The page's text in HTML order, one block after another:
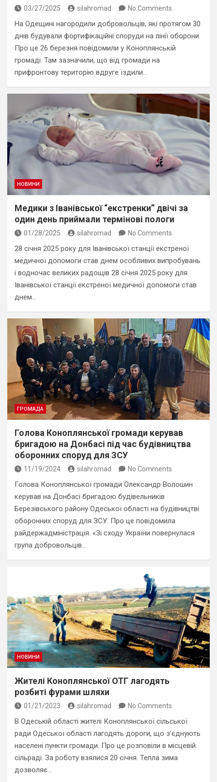
03/27/2025 silahromad No Comments
На Одещині нагородили добровольців, які протягом 30
днів будували фортифікаційні споруди на лінії оборони.
Про це 26 березня повідомили у Коноплянській
громаді. Там зазначили, що від громади на
прифронтову територію вдруге їздили…
НОВИНИ
Медики з Іванівської “екстренки” двічі за
один день приймали термінові пологи
01/28/2025 silahromad No Comments
28 січня 2025 року для Іванівської станції екстреної
медичної допомоги став днем особливих випробувань
і водночас великих радощів 28 січня 2025 року для
Іванівської станції екстреної медичної допомоги став
днем…
ГРОМАДА
Голова Коноплянської громади керував
бригадою на Донбасі під час будівництва
оборонних споруд для ЗСУ
11/19/2024 silahromad No Comments
Голова Коноплянської громади Олександр Волошин
керував на Донбасі бригадою будівельників
Березівського району Одеської області на будівництві
оборонних споруд для ЗСУ. Про це повідомила
райдержадміністрація. «Зі сходу України повернулася
група добровольців…
НОВИНИ
Жителі Коноплянської ОТГ лагодять
розбиті фурами шляхи
01/21/2023 silahromad No Comments
В Одеській області жителі Коноплянської сільської
ради Одеської області лагодять дороги, що з’єднують
населені пункти громади. Про це розповіли в місцевій
сільраді. За роботу взялися 20 січня. Тепла зима
дозволяє…